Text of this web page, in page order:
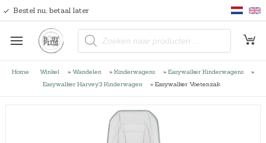
Bestel nu, betaal later
P
o
c
t
Home Winkel » Wandelen » Kinderwagens » Easywalker Kinderwagens
»
Easywalker Harvey3 Kinderwagen
» Easywalker Voetenzak